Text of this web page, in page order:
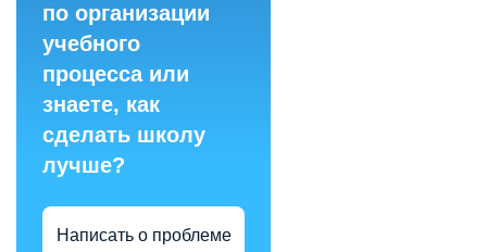
по организации
учебного
процесса или
знаете, как
сделать школу
лучше?
Написать о проблеме